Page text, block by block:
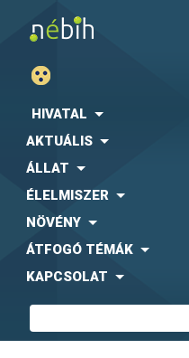
HIVATAL
AKTUÁLIS
ÁLLAT
ÉLELMISZER
NÖVÉNY
ÁTFOGÓ TÉMÁK
KAPCSOLAT